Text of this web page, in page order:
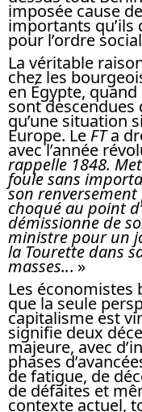
imposée cause
importants qu’ils
pour l’ordre
La véritable
chez les
en Égypte,
sont descendues
qu’une situation
Europe. Le FTa
avec l’année
rappelle 1848.
foule sans
son
choqué au point
démissionne de
ministre pour un
la Tourette dans
masses... »
Les
que la seule
capitalisme est
signifie deux
majeure, avec
phases
de fatigue, de
de défaites et
contexte actuel,